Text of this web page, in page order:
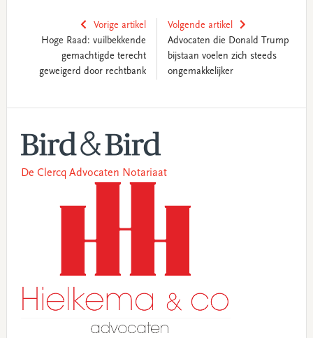
Vorige artikel
Hoge Raad: vuilbekkende
gemachtigde terecht
geweigerd door rechtbank
Volgende artikel
Advocaten die Donald Trump
bijstaan voelen zich steeds
ongemakkelijker
Sidebar
De Clercq Advocaten Notariaat